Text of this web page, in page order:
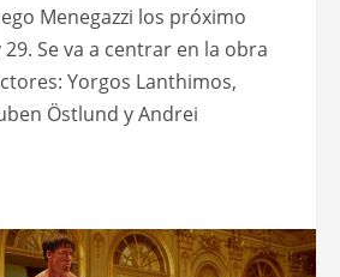
Menegazzi los próximo
Se va a centrar en la obra
Yorgos Lanthimos,
Östlund y Andrei